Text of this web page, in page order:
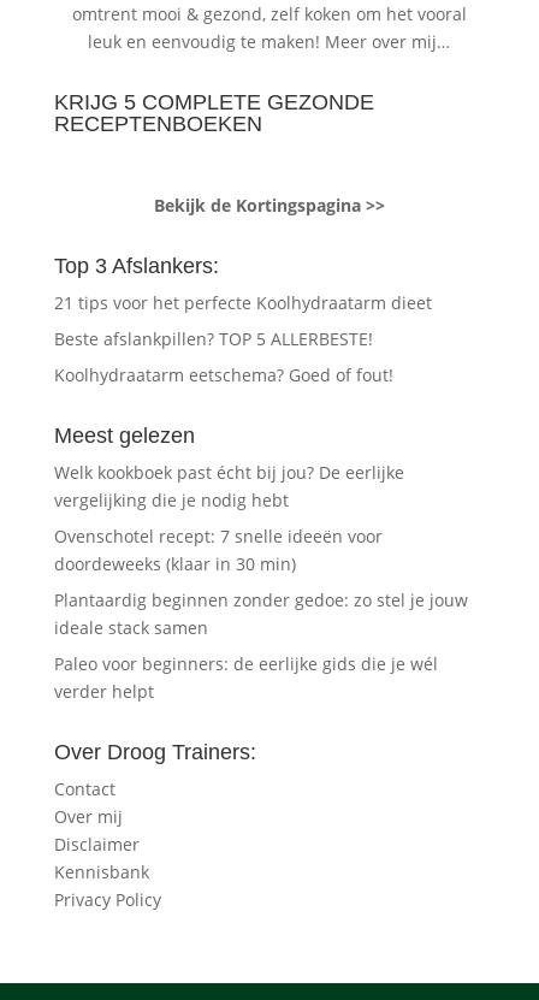
omtrent mooi & gezond, zelf koken om het vooral
leuk en eenvoudig te maken! Meer over mij…
KRIJG 5 COMPLETE GEZONDE
RECEPTENBOEKEN
Bekijk de Kortingspagina >>
Top 3 Afslankers:
21 tips voor het perfecte Koolhydraatarm dieet
Beste afslankpillen? TOP 5 ALLERBESTE!
Koolhydraatarm eetschema? Goed of fout!
Meest gelezen
Welk kookboek past écht bij jou? De eerlijke
vergelijking die je nodig hebt
Ovenschotel recept: 7 snelle ideeën voor
doordeweeks (klaar in 30 min)
Plantaardig beginnen zonder gedoe: zo stel je jouw
ideale stack samen
Paleo voor beginners: de eerlijke gids die je wél
verder helpt
Over Droog Trainers:
Contact
Over mij
Disclaimer
Kennisbank
Privacy Policy